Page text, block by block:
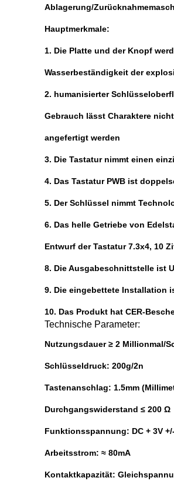
Ablagerung/
Hauptmerkmale:
1. Die Platte und der Knopf
Wasserbeständigkeit der
2. humanisierter
Gebrauch lässt Charaktere
angefertigt werden
3. Die Tastatur nimmt einen
4. Das Tastatur PWB ist
5. Der Schlüssel nimmt
6. Das helle Getriebe von
Entwurf der Tastatur 7.3x4, 10
8. Die Ausgabeschnittstelle ist
9. Die eingebettete Installation
10. Das Produkt hat CER-
Technische Parameter:
Nutzungsdauer ≥ 2 Millionmal/
Schlüsseldruck: 200g/2n
Tastenanschlag: 1.5mm
Durchgangswiderstand ≤ 200 Ω
Funktionsspannung: DC + 3V
Arbeitsstrom: ≈ 80mA
Kontaktkapazität: